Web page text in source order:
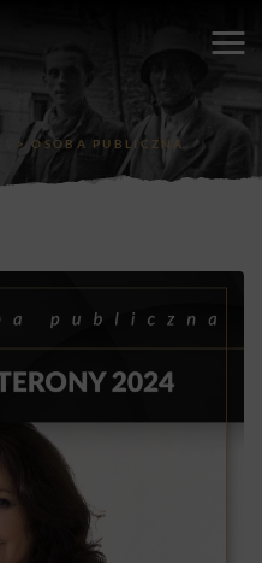
->OSOBA PUBLICZNA